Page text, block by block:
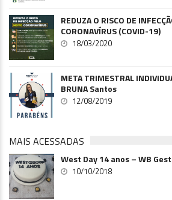
REDUZA O RISCO DE
CORONAVÍRUS (COVID-19)
18/03/2020
META TRIMESTRAL
BRUNA Santos
12/08/2019
MAIS ACESSADAS
West Day 14 anos – WB
10/10/2018